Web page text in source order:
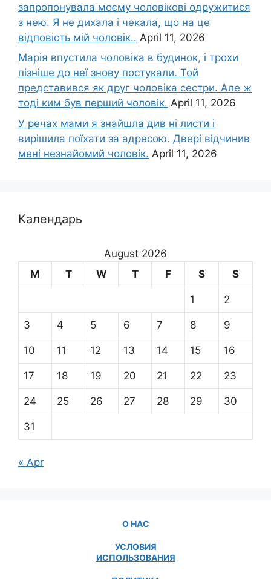
запропонувала моєму чоловікові одружитися
з нею. Я не дихала і чекала, що на це
відповість мій чоловік.. April 11, 2026
Марія впустила чоловіка в будинок, і трохи
пізніше до неї знову постукали. Той
представився як друг чоловіка сестри. Але ж
тоді ким був перший чоловік. April 11, 2026
У речах мами я знайшла див ні листи і
вирішила поїхати за адресою. Двері відчинив
мені незнайомий чоловік. April 11, 2026
Календарь
August 2026
M
T W T F S S
1 2
3 4 5 6 7 8 9
10 11 12 13 14 15 16
17 18 19 20 21 22 23
24 25 26 27 28 29 30
31
« Apr
О НАС
УСЛОВИЯ
ИСПОЛЬЗОВАНИЯ